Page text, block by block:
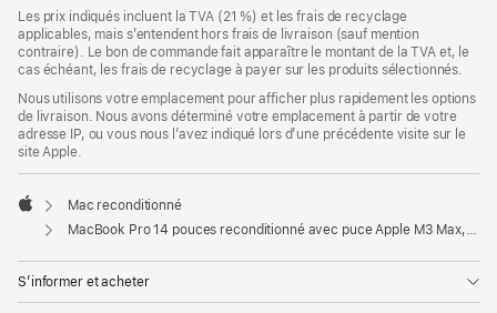
Les prix indiqués incluent la TVA (21 %) et les frais de recyclage
applicables, mais s’entendent hors frais de livraison (sauf mention
contraire). Le bon de commande fait apparaître le montant de la TVA et, le
cas échéant, les frais de recyclage à payer sur les produits sélectionnés.
Nous utilisons votre emplacement pour afficher plus rapidement les options
de livraison. Nous avons déterminé votre emplacement à partir de votre
adresse IP, ou vous nous l’avez indiqué lors d’une précédente visite sur le
site Apple.
Apple
Mac reconditionné
MacBook Pro 14 pouces reconditionné avec puce Apple M3 Max, CPU 16 cœurs et GPU 40 cœurs - Noir sidéral
S’informer et acheter